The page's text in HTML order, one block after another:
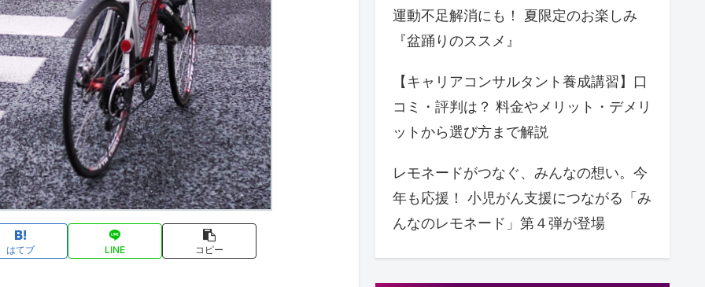
はてブ LINE コピー
運動不足解消にも！ 夏限定のお楽しみ
『盆踊りのススメ』
【キャリアコンサルタント養成講習】口
コミ・評判は？ 料金やメリット・デメリ
ットから選び方まで解説
レモネードがつなぐ、みんなの想い。今
年も応援！ ⼩児がん支援につながる「み
んなのレモネード」第４弾が登場